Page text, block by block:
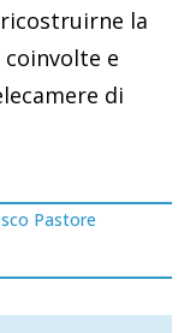
la
e
di
Pastore